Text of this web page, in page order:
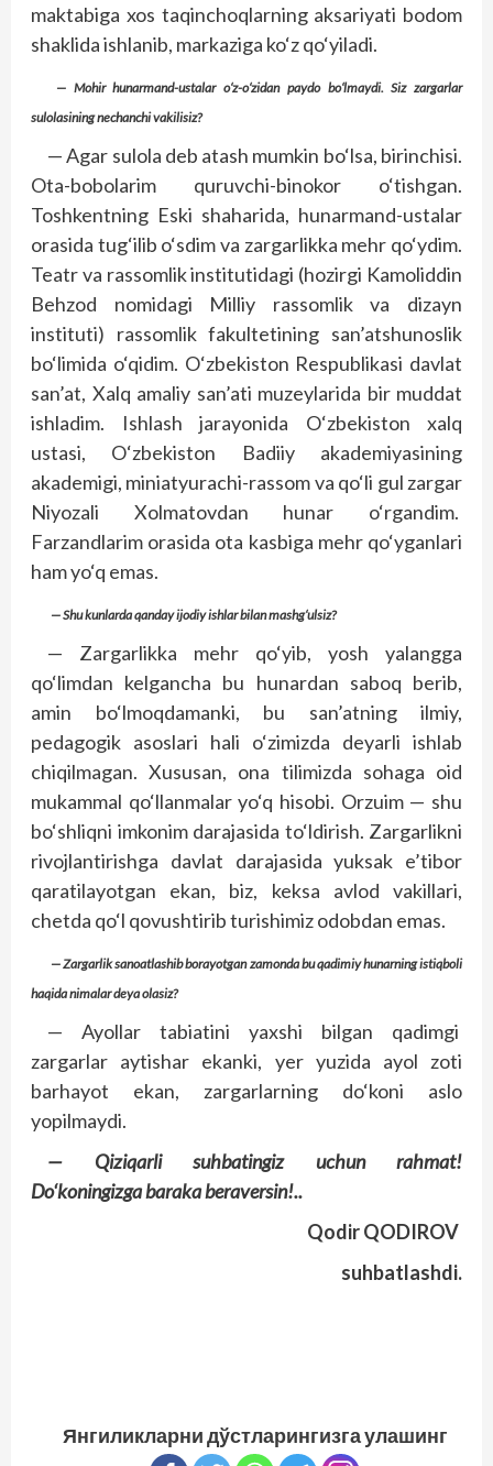
maktabiga xos taqinchoqlarning aksariyati bodom
shaklida ishlanib, markaziga ko‘z qo‘yiladi.
— Mohir hunarmand-ustalar o‘z-o‘zidan paydo bo‘lmaydi. Siz zargarlar
sulolasining nechanchi vakilisiz?
— Agar sulola deb atash mumkin bo‘lsa, birinchisi.
Ota-bobolarim quruvchi-binokor o‘tishgan.
Toshkentning Eski shaharida, hunarmand-ustalar
orasida tug‘ilib o‘sdim va zargarlikka mehr qo‘ydim.
Teatr va rassomlik institutidagi (hozirgi Kamoliddin
Behzod nomidagi Milliy rassomlik va dizayn
instituti) rassomlik fakultetining san’atshunoslik
bo‘limida o‘qidim. O‘zbekiston Respublikasi davlat
san’at, Xalq amaliy san’ati muzeylarida bir muddat
ishladim. Ishlash jarayonida O‘zbekiston xalq
ustasi, O‘zbekiston Badiiy akademiyasining
akademigi, miniatyurachi-rassom va qo‘li gul zargar
Niyozali Xolmatovdan hunar o‘rgandim.
Farzandlarim orasida ota kasbiga mehr qo‘yganlari
ham yo‘q emas.
— Shu kunlarda qanday ijodiy ishlar bilan mashg‘ulsiz?
— Zargarlikka mehr qo‘yib, yosh yalangga
qo‘limdan kelgancha bu hunardan saboq berib,
amin bo‘lmoqdamanki, bu san’atning ilmiy,
pedagogik asoslari hali o‘zimizda deyarli ishlab
chiqilmagan. Xususan, ona tilimizda sohaga oid
mukammal qo‘llanmalar yo‘q hisobi. Orzuim — shu
bo‘shliqni imkonim darajasida to‘ldirish. Zargarlikni
rivojlantirishga davlat darajasida yuksak e’tibor
qaratilayotgan ekan, biz, keksa avlod vakillari,
chetda qo‘l qovushtirib turishimiz odobdan emas.
— Zargarlik sanoatlashib borayotgan zamonda bu qadimiy hunarning istiqboli
haqida nimalar deya olasiz?
— Ayollar tabiatini yaxshi bilgan qadimgi
zargarlar aytishar ekanki, yer yuzida ayol zoti
barhayot ekan, zargarlarning do‘koni aslo
yopilmaydi.
— Qiziqarli suhbatingiz uchun rahmat!
Do‘koningizga baraka beraversin!..
Qodir QODIROV
suhbatlashdi.
Янгиликларни дўстларингизга улашинг